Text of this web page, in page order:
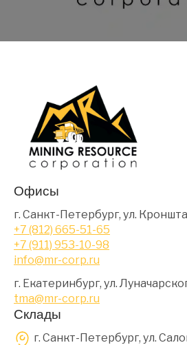
Офисы
г. Санкт-Петербург, ул.
+7 (812) 665-51-65
+7 (911) 953-10-98
info@mr-corp.ru
г. Екатеринбург, ул.
tma@mr-corp.ru
Склады
г. Санкт-Петербург, ул.